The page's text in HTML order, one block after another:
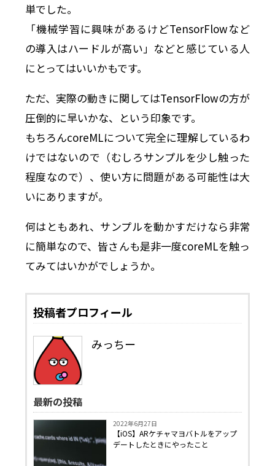
単でした。
「機械学習に興味があるけどTensorFlowなど
の導入はハードルが高い」などと感じている人
にとってはいいかもです。
ただ、実際の動きに関してはTensorFlowの方が
圧倒的に早いかな、という印象です。
もちろんcoreMLについて完全に理解しているわ
けではないので（むしろサンプルを少し触った
程度なので）、使い方に問題がある可能性は大
いにありますが。
何はともあれ、サンプルを動かすだけなら非常
に簡単なので、皆さんも是非一度coreMLを触っ
てみてはいかがでしょうか。
投稿者プロフィール
みっちー
最新の投稿
2022年6月27日
【iOS】ARケチャマヨバトルをアップ
デートしたときにやったこと